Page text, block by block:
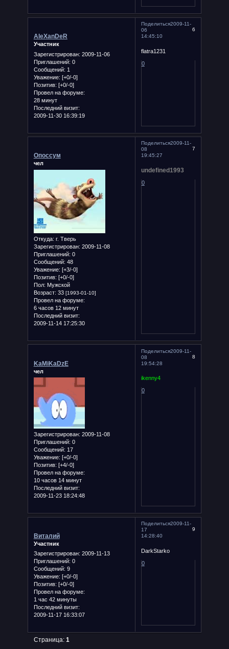
Поделиться
6
2009-11-
06
14:45:10
AleXanDeR
Участник
Зарегистрирован: 2009-11-06
Приглашений: 0
Сообщений: 1
Уважение: [+0/-0]
Позитив: [+0/-0]
Провел на форуме:
28 минут
Последний визит:
2009-11-30 16:39:19
flatra1231
0
Поделиться
7
2009-11-
08
19:45:27
Опоссум
чел
Откуда: г. Тверь
Зарегистрирован: 2009-11-08
Приглашений: 0
Сообщений: 48
Уважение: [+3/-0]
Позитив: [+0/-0]
Пол: Мужской
Возраст: 33 [1993-01-10]
Провел на форуме:
6 часов 12 минут
Последний визит:
2009-11-14 17:25:30
undefined1993
0
Поделиться
8
2009-11-
08
19:54:28
KaMiKaDzE
чел
Зарегистрирован: 2009-11-08
Приглашений: 0
Сообщений: 17
Уважение: [+0/-0]
Позитив: [+4/-0]
Провел на форуме:
10 часов 14 минут
Последний визит:
2009-11-23 18:24:48
ikenny4
0
Поделиться
9
2009-11-
17
14:28:40
Виталий
Участник
Зарегистрирован: 2009-11-13
Приглашений: 0
Сообщений: 9
Уважение: [+0/-0]
Позитив: [+0/-0]
Провел на форуме:
1 час 42 минуты
Последний визит:
2009-11-17 16:33:07
DarkStarko
0
Страница: 1